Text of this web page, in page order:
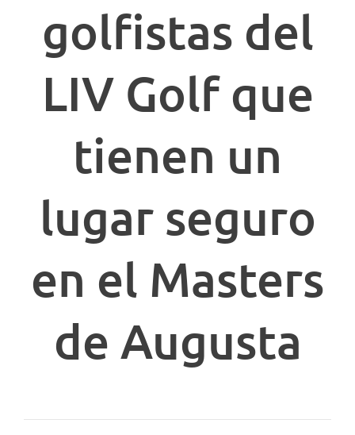
golfistas del
LIV Golf que
tienen un
lugar seguro
en el Masters
de Augusta